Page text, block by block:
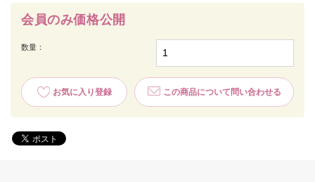
会員のみ価格公開
数量：
お気に入り登録 この商品について問い合わせる